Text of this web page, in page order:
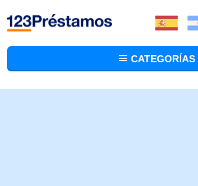
CATEGORÍAS